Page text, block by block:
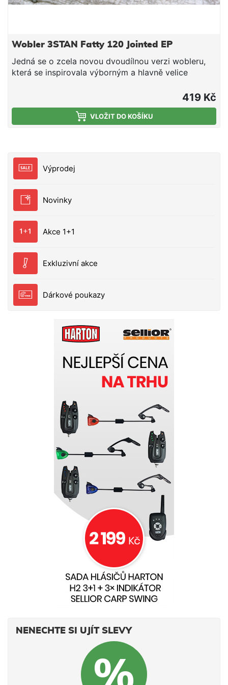
Výprodej
Novinky
Akce 1+1
Exkluzivní akce
Dárkové poukazy
NENECHTE SI UJÍT SLEVY
Wobler 3STAN Fatty 120 Jointed EP
Jedná se o zcela novou dvoudílnou verzi wobleru,
která se inspirovala výborným a hlavně velice
vzhledem je účinný na lov candátů, štik a sumců.
Hloubka ponoru: 0,3 - 0,8 m. Nástraha je osazena
dvěma velmi pevnými a kvalitními trojháčky značky
jejich designem a výrobou stojí lidé s prvoligovými
vláčecími zkušenosti. Vyzkoušejte slovenský
konkurencí!
419 Kč
VLOŽIT DO KOŠÍKU